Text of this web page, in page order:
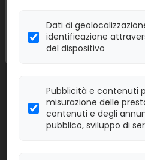
A24296 Anti-Hbs Ab
Effettua il LOGINper acquistare.
A24297 Anti-Hbs Ab
Dati di
identificazione
del dispositivo
Pubblicità e contenuti
misurazione delle
contenuti e degli
pubblico, sviluppo di
riprenderanno
agosto.